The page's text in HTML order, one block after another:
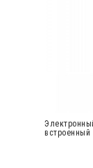
встроенный